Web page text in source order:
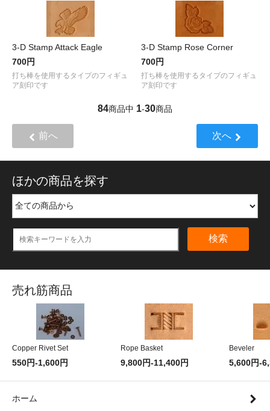
3-D Stamp Attack Eagle
700円
打ち棒を使用するタイプのフィギュ
ア刻印です
3-D Stamp Rose Corner
700円
打ち棒を使用するタイプのフィギュ
ア刻印です
84商品中 1-30商品
前へ 次へ
ほかの商品を探す
検索
売れ筋商品
Copper Rivet Set
550円-1,600円
Rope Basket
9,800円-11,400円
Beveler
5,600円-
ホーム